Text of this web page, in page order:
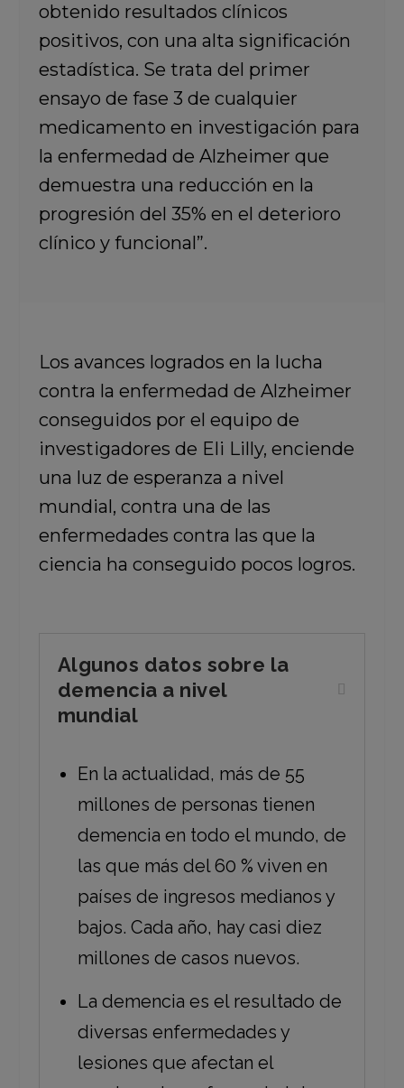
obtenido resultados clínicos
positivos, con una alta significación
estadística. Se trata del primer
ensayo de fase 3 de cualquier
medicamento en investigación para
la enfermedad de Alzheimer que
demuestra una reducción en la
progresión del 35% en el deterioro
clínico y funcional”.
Los avances logrados en la lucha
contra la enfermedad de Alzheimer
conseguidos por el equipo de
investigadores de Eli Lilly, enciende
una luz de esperanza a nivel
mundial, contra una de las
enfermedades contra las que la
ciencia ha conseguido pocos logros.
Algunos datos sobre la
demencia a nivel
mundial
En la actualidad, más de 55
millones de personas tienen
demencia en todo el mundo, de
las que más del 60 % viven en
países de ingresos medianos y
bajos. Cada año, hay casi diez
millones de casos nuevos.
La demencia es el resultado de
diversas enfermedades y
lesiones que afectan el